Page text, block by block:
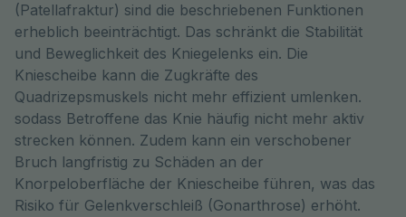
(Patellafraktur) sind die beschriebenen Funktionen
erheblich beeinträchtigt. Das schränkt die Stabilität
und Beweglichkeit des Kniegelenks ein. Die
Kniescheibe kann die Zugkräfte des
Quadrizepsmuskels nicht mehr effizient umlenken.
sodass Betroffene das Knie häufig nicht mehr aktiv
strecken können. Zudem kann ein verschobener
Bruch langfristig zu Schäden an der
Knorpeloberfläche der Kniescheibe führen, was das
Risiko für Gelenkverschleiß (Gonarthrose) erhöht.